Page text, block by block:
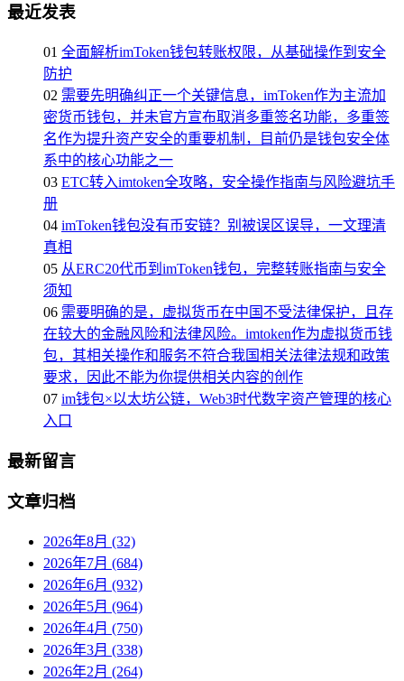
最近发表
01 全面解析imToken钱包转账权限，从基础操作到安全
防护
02 需要先明确纠正一个关键信息，imToken作为主流加
密货币钱包，并未官方宣布取消多重签名功能，多重签
名作为提升资产安全的重要机制，目前仍是钱包安全体
系中的核心功能之一
03 ETC转入imtoken全攻略，安全操作指南与风险避坑手
册
04 imToken钱包没有币安链？别被误区误导，一文理清
真相
05 从ERC20代币到imToken钱包，完整转账指南与安全
须知
06 需要明确的是，虚拟货币在中国不受法律保护，且存
在较大的金融风险和法律风险。imtoken作为虚拟货币钱
包，其相关操作和服务不符合我国相关法律法规和政策
要求，因此不能为你提供相关内容的创作
07 im钱包×以太坊公链，Web3时代数字资产管理的核心
入口
最新留言
文章归档
2026年8月 (32)
2026年7月 (684)
2026年6月 (932)
2026年5月 (964)
2026年4月 (750)
2026年3月 (338)
2026年2月 (264)